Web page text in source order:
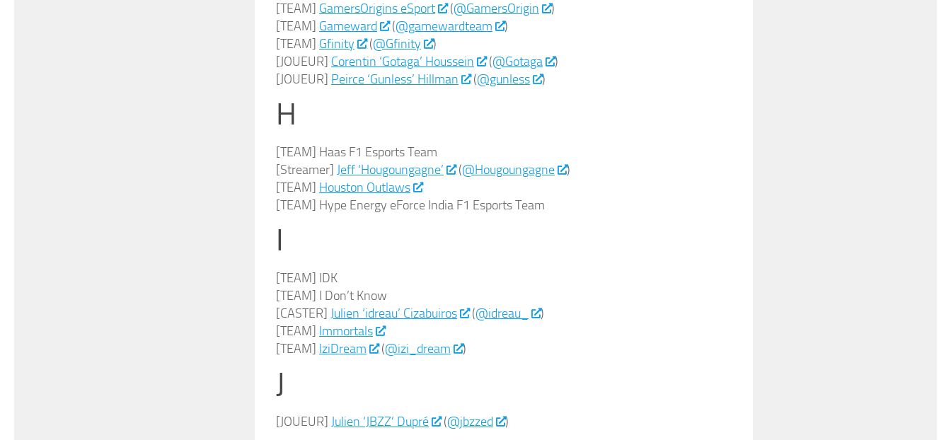
[TEAM] GamersOrigins eSport (@GamersOrigin
)
[TEAM] Gameward (@gamewardteam
)
[TEAM] Gfinity (@Gfinity
)
[JOUEUR] Corentin ‘Gotaga’ Houssein (@Gotaga
)
[JOUEUR] Peirce ‘Gunless’ Hillman (@gunless )
H
[TEAM] Haas F1 Esports Team
[Streamer] Jeff ‘Hougoungagne’ (@Hougoungagne
)
[TEAM] Houston Outlaws
[TEAM] Hype Energy eForce India F1 Esports Team
I
[TEAM] IDK
[TEAM] I Don’t Know
[CASTER] Julien ‘idreau’ Cizabuiros (@idreau_
)
[TEAM] Immortals
[TEAM] IziDream (@izi_dream )
J
[JOUEUR] Julien ‘JBZZ’ Dupré (@jbzzed )